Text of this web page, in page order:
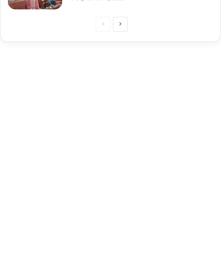
PreviousNext